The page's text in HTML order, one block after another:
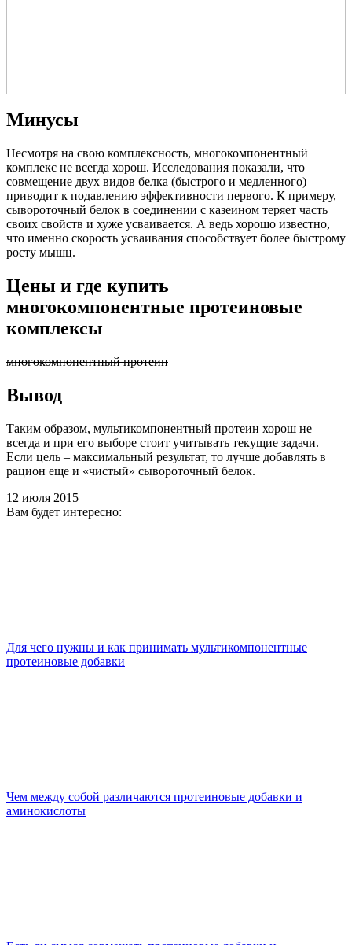
Минусы
Несмотря на свою комплексность, многокомпонентный
комплекс не всегда хорош. Исследования показали, что
совмещение двух видов белка (быстрого и медленного)
приводит к подавлению эффективности первого. К примеру,
сывороточный белок в соединении с казеином теряет часть
своих свойств и хуже усваивается. А ведь хорошо известно,
что именно скорость усваивания способствует более быстрому
росту мышц.
Цены и где купить
многокомпонентные протеиновые
комплексы
многокомпонентный протеин
Вывод
Таким образом, мультикомпонентный протеин хорош не
всегда и при его выборе стоит учитывать текущие задачи.
Если цель – максимальный результат, то лучше добавлять в
рацион еще и «чистый» сывороточный белок.
12 июля 2015
Вам будет интересно:
Для чего нужны и как принимать мультикомпонентные
протеиновые добавки
Чем между собой различаются протеиновые добавки и
аминокислоты